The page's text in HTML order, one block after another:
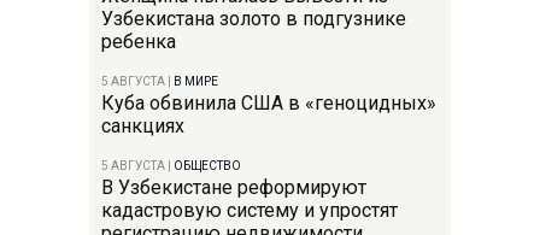
Узбекистана золото в подгузнике
ребенка
5 АВГУСТА В МИРЕ
Куба обвинила США в «геноцидных»
санкциях
5 АВГУСТА ОБЩЕСТВО
В Узбекистане реформируют
кадастровую систему и упростят